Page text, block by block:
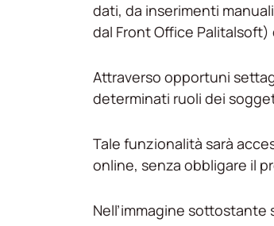
dati, da inserimenti
dal Front Office
Attraverso opportuni
determinati ruoli dei
Tale funzionalità sarà
online, senza obbligare il
Nell’immagine